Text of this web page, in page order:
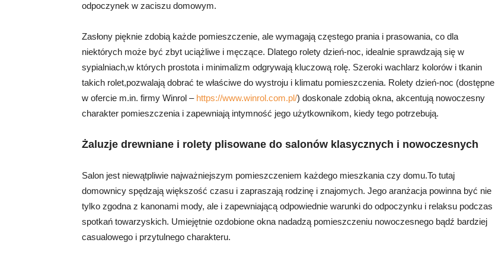
odpoczynek w zaciszu domowym.
Zasłony pięknie zdobią każde pomieszczenie, ale wymagają częstego prania i prasowania, co dla
niektórych może być zbyt uciążliwe i męczące. Dlatego rolety dzień-noc, idealnie sprawdzają się w
sypialniach,w których prostota i minimalizm odgrywają kluczową rolę. Szeroki wachlarz kolorów i tkanin
takich rolet,pozwalają dobrać te właściwe do wystroju i klimatu pomieszczenia. Rolety dzień-noc (dostępne
w ofercie m.in. firmy Winrol – https://www.winrol.com.pl/) doskonale zdobią okna, akcentują nowoczesny
charakter pomieszczenia i zapewniają intymność jego użytkownikom, kiedy tego potrzebują.
Żaluzje drewniane i rolety plisowane do salonów klasycznych i nowoczesnych
Salon jest niewątpliwie najważniejszym pomieszczeniem każdego mieszkania czy domu.To tutaj
domownicy spędzają większość czasu i zapraszają rodzinę i znajomych. Jego aranżacja powinna być nie
tylko zgodna z kanonami mody, ale i zapewniającą odpowiednie warunki do odpoczynku i relaksu podczas
spotkań towarzyskich. Umiejętnie ozdobione okna nadadzą pomieszczeniu nowoczesnego bądź bardziej
casualowego i przytulnego charakteru.